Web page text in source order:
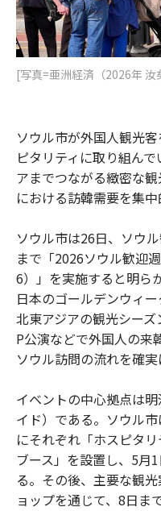
[写真=亜洲経済（2026年
ソウル市が外国人観光
ピタリティに取り組ん
アまでつながる緻密な
における訪韓需要を集
ソウル市は26日、ソウ
まで「2026ソウル歓迎
6）」を実施すると明ら
日本のゴールデンウィ
北東アジアの観光シー
P公演などで外国人の来
ソウル訪問の流れを確実
イベントの中心拠点は
イド）である。ソウル
にそれぞれ「ホスピタ
ブース」を設置し、5月
る。その後、主要な観
ョップを通じて、8日ま